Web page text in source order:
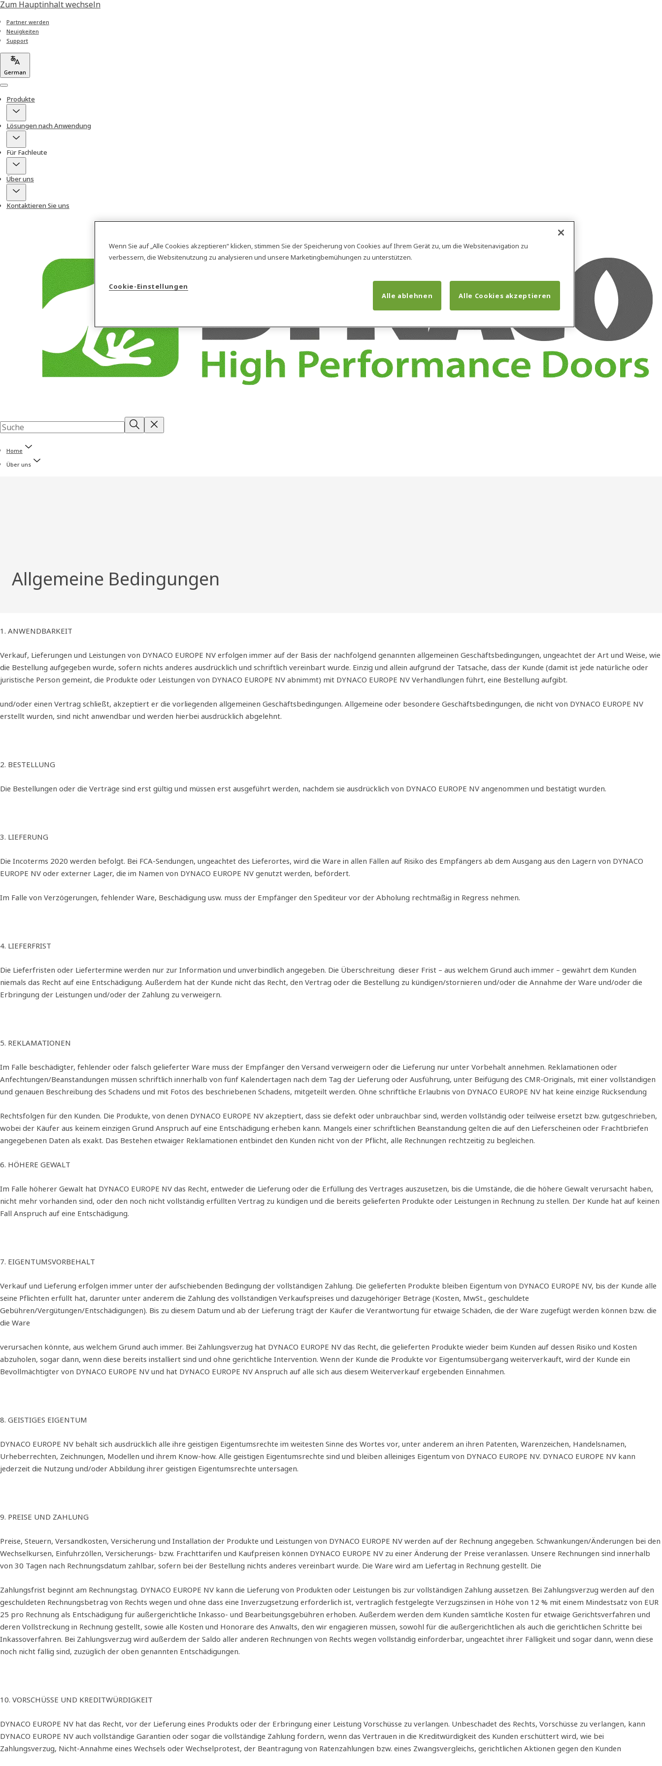
Zum Hauptinhalt wechseln
Partner werden
Neuigkeiten
Support
German
Menu
Produkte
Lösungen nach Anwendung
Für Fachleute
Über uns
Kontaktieren Sie uns
Home
Über uns
Allgemeine Bedingungen
1. ANWENDBARKEIT
Verkauf, Lieferungen und Leistungen von DYNACO EUROPE NV erfolgen immer auf der Basis der nachfolgend genannten allgemeinen Geschäftsbedingungen, ungeachtet der Art und Weise, wie
die Bestellung aufgegeben wurde, sofern nichts anderes ausdrücklich und schriftlich vereinbart wurde. Einzig und allein aufgrund der Tatsache, dass der Kunde (damit ist jede natürliche oder
juristische Person gemeint, die Produkte oder Leistungen von DYNACO EUROPE NV abnimmt) mit DYNACO EUROPE NV Verhandlungen führt, eine Bestellung aufgibt.
und/oder einen Vertrag schließt, akzeptiert er die vorliegenden allgemeinen Geschäftsbedingungen. Allgemeine oder besondere Geschäftsbedingungen, die nicht von DYNACO EUROPE NV
erstellt wurden, sind nicht anwendbar und werden hierbei ausdrücklich abgelehnt.
2. BESTELLUNG
Die Bestellungen oder die Verträge sind erst gültig und müssen erst ausgeführt werden, nachdem sie ausdrücklich von DYNACO EUROPE NV angenommen und bestätigt wurden.
3. LIEFERUNG
Die Incoterms 2020 werden befolgt. Bei FCA‐Sendungen, ungeachtet des Lieferortes, wird die Ware in allen Fällen auf Risiko des Empfängers ab dem Ausgang aus den Lagern von DYNACO
EUROPE NV oder externer Lager, die im Namen von DYNACO EUROPE NV genutzt werden, befördert.
Im Falle von Verzögerungen, fehlender Ware, Beschädigung usw. muss der Empfänger den Spediteur vor der Abholung rechtmäßig in Regress nehmen.
4. LIEFERFRIST
Die Lieferfristen oder Liefertermine werden nur zur Information und unverbindlich angegeben. Die Überschreitung dieser Frist – aus welchem Grund auch immer – gewährt dem Kunden
niemals das Recht auf eine Entschädigung. Außerdem hat der Kunde nicht das Recht, den Vertrag oder die Bestellung zu kündigen/stornieren und/oder die Annahme der Ware und/oder die
Erbringung der Leistungen und/oder der Zahlung zu verweigern.
5. REKLAMATIONEN
Im Falle beschädigter, fehlender oder falsch gelieferter Ware muss der Empfänger den Versand verweigern oder die Lieferung nur unter Vorbehalt annehmen. Reklamationen oder
Anfechtungen/Beanstandungen müssen schriftlich innerhalb von fünf Kalendertagen nach dem Tag der Lieferung oder Ausführung, unter Beifügung des CMR‐Originals, mit einer vollständigen
und genauen Beschreibung des Schadens und mit Fotos des beschriebenen Schadens, mitgeteilt werden. Ohne schriftliche Erlaubnis von DYNACO EUROPE NV hat keine einzige Rücksendung
Rechtsfolgen für den Kunden. Die Produkte, von denen DYNACO EUROPE NV akzeptiert, dass sie defekt oder unbrauchbar sind, werden vollständig oder teilweise ersetzt bzw. gutgeschrieben,
wobei der Käufer aus keinem einzigen Grund Anspruch auf eine Entschädigung erheben kann. Mangels einer schriftlichen Beanstandung gelten die auf den Lieferscheinen oder Frachtbriefen
angegebenen Daten als exakt. Das Bestehen etwaiger Reklamationen entbindet den Kunden nicht von der Pflicht, alle Rechnungen rechtzeitig zu begleichen.
6. HÖHERE GEWALT
Im Falle höherer Gewalt hat DYNACO EUROPE NV das Recht, entweder die Lieferung oder die Erfüllung des Vertrages auszusetzen, bis die Umstände, die die höhere Gewalt verursacht haben,
nicht mehr vorhanden sind, oder den noch nicht vollständig erfüllten Vertrag zu kündigen und die bereits gelieferten Produkte oder Leistungen in Rechnung zu stellen. Der Kunde hat auf keinen
Fall Anspruch auf eine Entschädigung.
7. EIGENTUMSVORBEHALT
Verkauf und Lieferung erfolgen immer unter der aufschiebenden Bedingung der vollständigen Zahlung. Die gelieferten Produkte bleiben Eigentum von DYNACO EUROPE NV, bis der Kunde alle
seine Pflichten erfüllt hat, darunter unter anderem die Zahlung des vollständigen Verkaufspreises und dazugehöriger Beträge (Kosten, MwSt., geschuldete
Gebühren/Vergütungen/Entschädigungen). Bis zu diesem Datum und ab der Lieferung trägt der Käufer die Verantwortung für etwaige Schäden, die der Ware zugefügt werden können bzw. die
die Ware
verursachen könnte, aus welchem Grund auch immer. Bei Zahlungsverzug hat DYNACO EUROPE NV das Recht, die gelieferten Produkte wieder beim Kunden auf dessen Risiko und Kosten
abzuholen, sogar dann, wenn diese bereits installiert sind und ohne gerichtliche Intervention. Wenn der Kunde die Produkte vor Eigentumsübergang weiterverkauft, wird der Kunde ein
Bevollmächtigter von DYNACO EUROPE NV und hat DYNACO EUROPE NV Anspruch auf alle sich aus diesem Weiterverkauf ergebenden Einnahmen.
8. GEISTIGES EIGENTUM
DYNACO EUROPE NV behält sich ausdrücklich alle ihre geistigen Eigentumsrechte im weitesten Sinne des Wortes vor, unter anderem an ihren Patenten, Warenzeichen, Handelsnamen,
Urheberrechten, Zeichnungen, Modellen und ihrem Know‐how. Alle geistigen Eigentumsrechte sind und bleiben alleiniges Eigentum von DYNACO EUROPE NV. DYNACO EUROPE NV kann
jederzeit die Nutzung und/oder Abbildung ihrer geistigen Eigentumsrechte untersagen.
9. PREISE UND ZAHLUNG
Preise, Steuern, Versandkosten, Versicherung und Installation der Produkte und Leistungen von DYNACO EUROPE NV werden auf der Rechnung angegeben. Schwankungen/Änderungen bei den
Wechselkursen, Einfuhrzöllen, Versicherungs‐ bzw. Frachttarifen und Kaufpreisen können DYNACO EUROPE NV zu einer Änderung der Preise veranlassen. Unsere Rechnungen sind innerhalb
von 30 Tagen nach Rechnungsdatum zahlbar, sofern bei der Bestellung nichts anderes vereinbart wurde. Die Ware wird am Liefertag in Rechnung gestellt. Die
Zahlungsfrist beginnt am Rechnungstag. DYNACO EUROPE NV kann die Lieferung von Produkten oder Leistungen bis zur vollständigen Zahlung aussetzen. Bei Zahlungsverzug werden auf den
geschuldeten Rechnungsbetrag von Rechts wegen und ohne dass eine Inverzugsetzung erforderlich ist, vertraglich festgelegte Verzugszinsen in Höhe von 12 % mit einem Mindestsatz von EUR
25 pro Rechnung als Entschädigung für außergerichtliche Inkasso‐ und Bearbeitungsgebühren erhoben. Außerdem werden dem Kunden sämtliche Kosten für etwaige Gerichtsverfahren und
deren Vollstreckung in Rechnung gestellt, sowie alle Kosten und Honorare des Anwalts, den wir engagieren müssen, sowohl für die außergerichtlichen als auch die gerichtlichen Schritte bei
Inkassoverfahren. Bei Zahlungsverzug wird außerdem der Saldo aller anderen Rechnungen von Rechts wegen vollständig einforderbar, ungeachtet ihrer Fälligkeit und sogar dann, wenn diese
noch nicht fällig sind, zuzüglich der oben genannten Entschädigungen.
10. VORSCHÜSSE UND KREDITWÜRDIGKEIT
DYNACO EUROPE NV hat das Recht, vor der Lieferung eines Produkts oder der Erbringung einer Leistung Vorschüsse zu verlangen. Unbeschadet des Rechts, Vorschüsse zu verlangen, kann
DYNACO EUROPE NV auch vollständige Garantien oder sogar die vollständige Zahlung fordern, wenn das Vertrauen in die Kreditwürdigkeit des Kunden erschüttert wird, wie bei
Zahlungsverzug, Nicht‐Annahme eines Wechsels oder Wechselprotest, der Beantragung von Ratenzahlungen bzw. eines Zwangsvergleichs, gerichtlichen Aktionen gegen den Kunden
Wenn Sie auf „Alle Cookies akzeptieren“ klicken, stimmen Sie der Speicherung von Cookies auf Ihrem Gerät zu, um die Websitenavigation zu
verbessern, die Websitenutzung zu analysieren und unsere Marketingbemühungen zu unterstützen.
Cookie-Einstellungen
Alle ablehnen
Alle Cookies akzeptieren